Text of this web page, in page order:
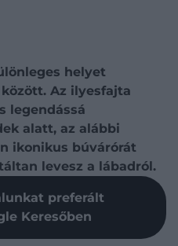
helyet
Az ilyesfajta
legendássá
alatt, az alábbi
ikonikus búvárórát
levesz a lábadról.
preferált
Keresőben